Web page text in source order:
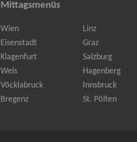
Mittagsmenüs
Wien
Linz
Eisenstadt
Graz
Klagenfurt
Salzburg
Wels
Hagenberg
Vöcklabruck
Innsbruck
Bregenz
St. Pölten